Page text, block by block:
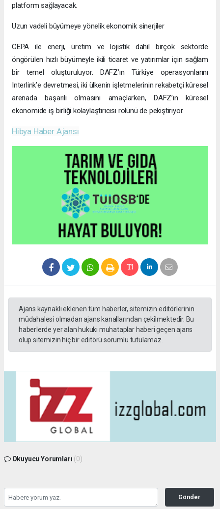
platform sağlayacak.
Uzun vadeli büyümeye yönelik ekonomik sinerjiler
CEPA ile enerji, üretim ve lojistik dahil birçok sektörde
öngörülen hızlı büyümeyle ikili ticaret ve yatırımlar için sağlam
bir temel oluşturuluyor. DAFZ’ın Türkiye operasyonlarını
Interlink’e devretmesi, iki ülkenin işletmelerinin rekabetçi küresel
arenada başarılı olmasını amaçlarken, DAFZ’ın küresel
ekonomide iş birliği kolaylaştırıcısı rolünü de pekiştiriyor.
Hibya Haber Ajansı
Ajans kaynaklı eklenen tüm haberler, sitemizin editörlerinin
müdahalesi olmadan ajans kanallarından çekilmektedir. Bu
haberlerde yer alan hukuki muhataplar haberi geçen ajans
olup sitemizin hiç bir editörü sorumlu tutulamaz.
Okuyucu Yorumları (0)
Gönder